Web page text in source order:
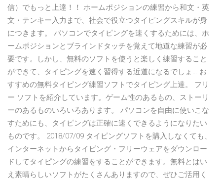
信）でもっと上達！！ ホームポジションの練習から和文・英
文・テンキー入力まで、社会で役立つタイピングスキルが身
につきます。 パソコンでタイピングを速くするためには、ホ
ームポジションとブラインドタッチを覚えて地道な練習が必
要です。しかし、無料のソフトを使うと楽しく練習すること
ができて、タイピングを速く習得する近道になるでしょ… お
すすめの無料タイピング練習ソフトでタイピング上達。 フリ
ー ソフトを紹介しています。ゲーム性のあるもの、ストーリ
ーのあるものいろいろあります。 パソコンを自由に使いこな
すためにも、タイピングは正確に速くできるようになりたい
ものです。 2018/07/09 タイピングソフトを購入しなくても、
インターネットからタイピング・フリーウェアをダウンロー
ドしてタイピングの練習をすることができます。無料とはい
え素晴らしいソフトがたくさんありますので、ぜひご活用く